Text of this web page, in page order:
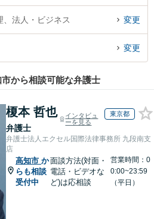
『法人・ビジネスの債務のトラブル解決の
い』『初回相談無料で法人・ビジネスの債
士に相談予約したい』などでお困りの相談
、法人・ビジネス 変更
変更
から相談可能な弁護士
榎本 哲也
弁護士
インタビュ
ーを見る
東京都
弁護士法人エクセル国際法律事務所 九段南支
店
高知市 か
らも相談
受付中
面談方法(対面・
電話・ビデオな
ど)は応相談
営業時間：0
0:00~23:59
（平日）